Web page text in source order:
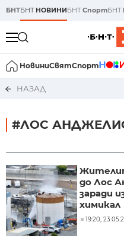
БНТБНТ НОВИНИБНТСпортБНТ
НовиниСвятСпорт
НАЗАД
#ЛОС
до Лос
заради
химикал
19:20,